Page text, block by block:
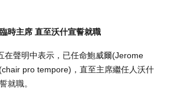
時主席 直至沃什宣誓就職
在聲明中表示，已任命鮑威爾(Jerome
pro tempore)，直至主席繼任人沃什
就職。